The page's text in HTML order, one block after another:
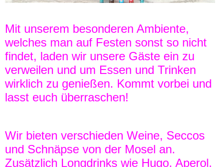
Mit unserem besonderen Ambiente,
welches man auf Festen sonst so nicht
findet, laden wir unsere Gäste ein zu
verweilen und um Essen und Trinken
wirklich zu genießen. Kommt vorbei und
lasst euch überraschen!
Wir bieten verschieden Weine, Seccos
und Schnäpse von der Mosel an.
Zusätzlich Longdrinks wie Hugo, Aperol,